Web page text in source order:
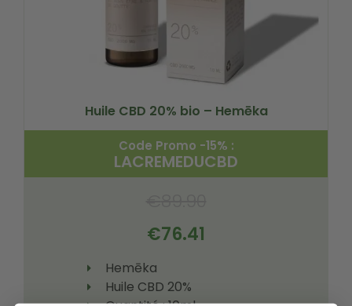
Huile CBD 20% bio – Hemēka
Code Promo -15% :
LACREMEDUCBD
€76.41
Hemēka
Huile CBD 20%